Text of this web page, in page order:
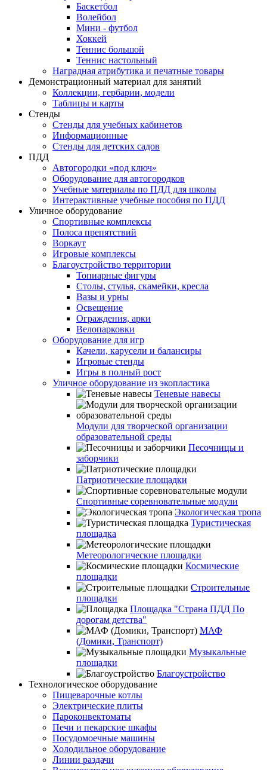
Баскетбол
Волейбол
Мини - футбол
Хоккей
Теннис большой
Теннис настольный
Наградная атрибутика и печатные товары
Демонстрационный материал для занятий
Коллекции, гербарии, модели
Таблицы и карты
Стенды
Стенды для учебных кабинетов
Информационные
Стенды для детских садов
ПДД
Автогородки «под ключ»
Оборудование для автогородков
Учебные материалы по ПДД для школы
Интерактивные учебные пособия по ПДД
Уличное оборудование
Спортивные комплексы
Полоса препятствий
Воркаут
Игровые комплексы
Благоустройство территории
Топиарные фигуры
Столы, стулья, скамейки, кресла
Вазы и урны
Освещение
Ограждения, арки
Велопарковки
Оборудование для игр
Качели, карусели и балансиры
Игровые стенды
Игры в полный рост
Уличное оборудование из экопластика
Теневые навесы
Модули для творческой организации
образовательной среды
Песочницы и
заборчики
Патриотические площадки
Спортивные соревновательные модули
Экологическая тропа
Туристическая
площадка
Метеорологические площадки
Космические
площадки
Строительные
площадки
Площадка "Страна ПДД По
дорогам детства"
МАФ
(Домики, Транспорт)
Музыкальные
площадки
Благоустройство
Технологическое оборудование
Пищеварочные котлы
Электрические плиты
Пароконвектоматы
Печи и пекарские шкафы
Посудомоечные машины
Холодильное оборудование
Линии раздачи